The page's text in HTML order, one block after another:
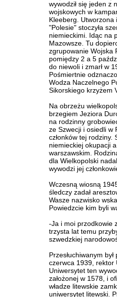
wywodził się jeden z
wojskowych w
Kleeberg.
"Polesie" stoczyła
niemieckimi. Idąc na
Mazowsze. Tu
zgrupowanie Wojska
pomiędzy 2 a 5
do niewoli i zmarł w
Pośmiertnie
Wodza Naczelnego
Sikorskiego krzyżem
Na obrzeżu
brzegiem Jeziora
na rodzinny
ze Szwecji i osiedli w
członków tej rodziny.
niemieckiej okupacji
warszawskim.
dla Wielkopolski
wywodzi jej
Wczesną wiosną
śledczy zadał
Wasze nazwisko
Powiedzcie kim byli
-Ja i moi przodkowie
trzysta lat temu
szwedzkiej
Przesłuchiwanym
czerwca 1939, rektor
Uniwersytet ten
założonej w 1578, i
władze litewskie
uniwersytet litewski.